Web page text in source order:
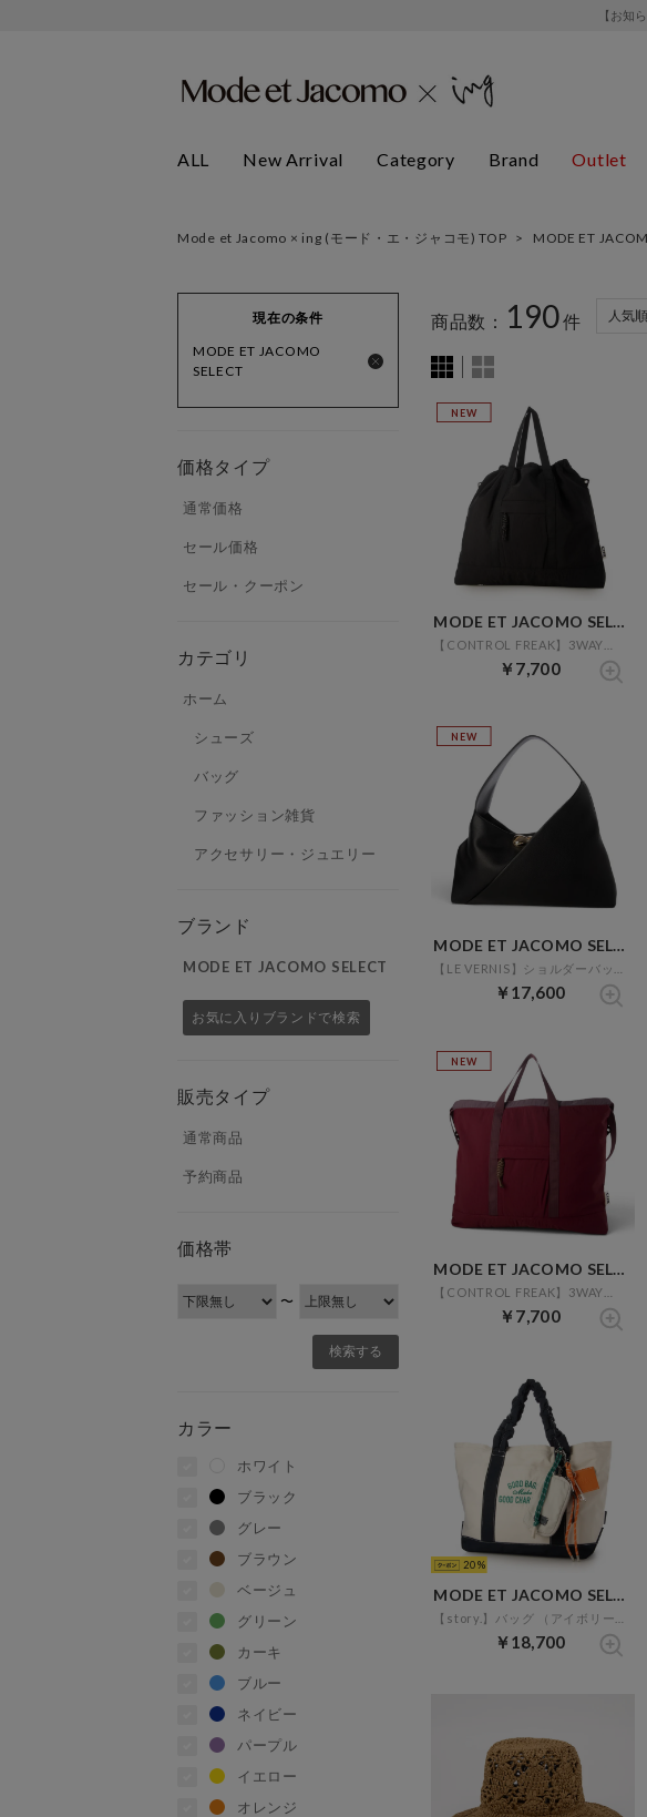
【お知
ALL New Arrival Category Brand Outlet
Mode et Jacomo × ing (モード・エ・ジャコモ) TOP > MODE ET
現在の条件
MODE ET JACOMO
SELECT
価格タイプ
通常価格
セール価格
セール・クーポン
カテゴリ
ホーム
シューズ
バッグ
ファッション雑貨
アクセサリー・ジュエリー
ブランド
MODE ET JACOMO SELECT
お気に入りブランドで検索
販売タイプ
通常商品
予約商品
価格帯
〜
カラー
ホワイト
ブラック
グレー
ブラウン
ベージュ
グリーン
カーキ
ブルー
ネイビー
パープル
イエロー
オレンジ
商品数： 190件
NEW
MODE ET JACOMO SELECT
￥7,700
NEW
MODE ET JACOMO SELECT
￥17,600
NEW
MODE ET JACOMO SELECT
￥7,700
20
MODE ET JACOMO SELECT
￥18,700